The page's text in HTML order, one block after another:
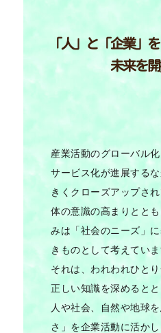
「人」と「企業」
未来を
産業活動のグローバル
サービス化が進展する
きくクローズアップさ
体の意識の高まりとと
みは「社会のニーズ」
きものとして考えていま
それは、われわれひと
正しい知識を深めるとと
人や社会、自然や地球
さ」を企業活動に活か